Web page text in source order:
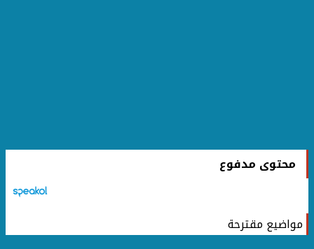
محتوى مدفوع
مواضيع مقترحة